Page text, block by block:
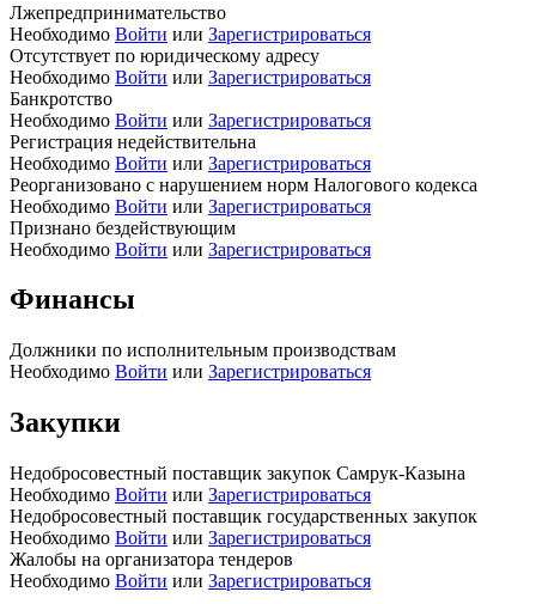
Лжепредпринимательство
Необходимо Войти или Зарегистрироваться
Отсутствует по юридическому адресу
Необходимо Войти или Зарегистрироваться
Банкротство
Необходимо Войти или Зарегистрироваться
Регистрация недействительна
Необходимо Войти или Зарегистрироваться
Реорганизовано с нарушением норм Налогового кодекса
Необходимо Войти или Зарегистрироваться
Признано бездействующим
Необходимо Войти или Зарегистрироваться
Финансы
Должники по исполнительным производствам
Необходимо Войти или Зарегистрироваться
Закупки
Недобросовестный поставщик закупок Самрук-Казына
Необходимо Войти или Зарегистрироваться
Недобросовестный поставщик государственных закупок
Необходимо Войти или Зарегистрироваться
Жалобы на организатора тендеров
Необходимо Войти или Зарегистрироваться